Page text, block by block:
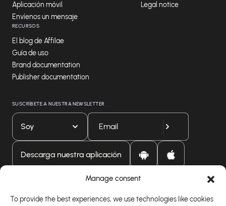
Manage consent
To provide the best experiences, we use technologies like cookies
Aplicación móvil
Envíenos un mensaje
Legal notice
RECURSOS
El blog de Affilae
Guía de uso
Brand documentation
Publisher documentation
SUSCRÍBETE A NUESTRA NEWSLETTER
Soy
Descarga nuestra aplicación